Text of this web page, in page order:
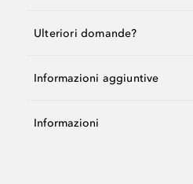
Ulteriori domande?
Informazioni aggiuntive
Informazioni